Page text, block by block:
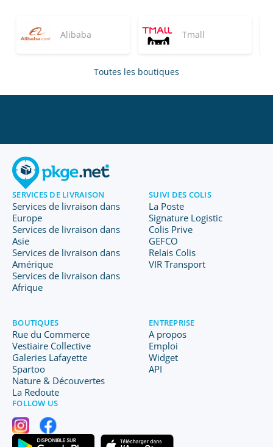
Alibaba Tmall
Toutes les boutiques
SERVICES DE LIVRAISON
Services de livraison dans
Europe
Services de livraison dans
Asie
Services de livraison dans
Amérique
Services de livraison dans
Afrique
SUIVI DES COLIS
La Poste
Signature Logistic
Colis Prive
GEFCO
Relais Colis
VIR Transport
BOUTIQUES
Rue du Commerce
Vestiaire Collective
Galeries Lafayette
Spartoo
Nature & Découvertes
La Redoute
ENTREPRISE
A propos
Emploi
Widget
API
FOLLOW US